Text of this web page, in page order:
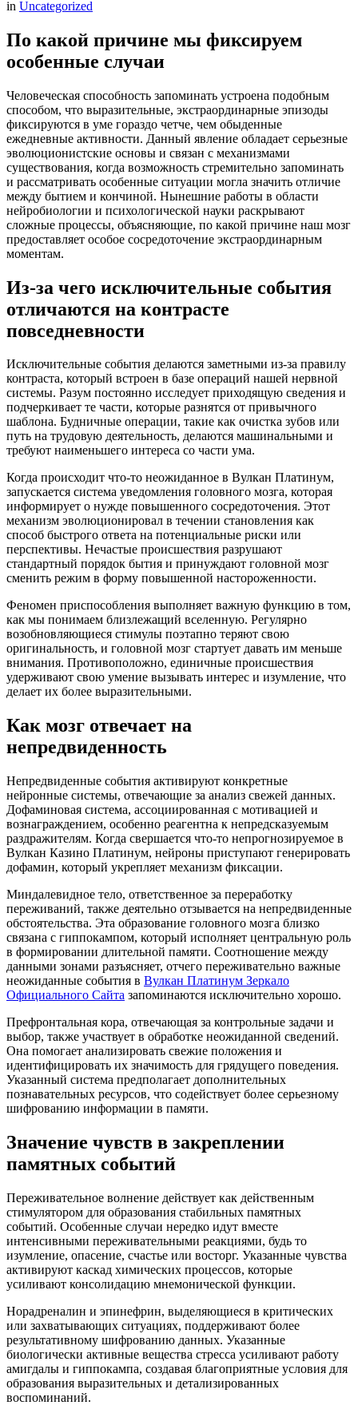
in Uncategorized
По какой причине мы фиксируем
особенные случаи
Человеческая способность запоминать устроена подобным
способом, что выразительные, экстраординарные эпизоды
фиксируются в уме гораздо четче, чем обыденные
ежедневные активности. Данный явление обладает серьезные
эволюционистские основы и связан с механизмами
существования, когда возможность стремительно запоминать
и рассматривать особенные ситуации могла значить отличие
между бытием и кончиной. Нынешние работы в области
нейробиологии и психологической науки раскрывают
сложные процессы, объясняющие, по какой причине наш мозг
предоставляет особое сосредоточение экстраординарным
моментам.
Из-за чего исключительные события
отличаются на контрасте
повседневности
Исключительные события делаются заметными из-за правилу
контраста, который встроен в базе операций нашей нервной
системы. Разум постоянно исследует приходящую сведения и
подчеркивает те части, которые разнятся от привычного
шаблона. Будничные операции, такие как очистка зубов или
путь на трудовую деятельность, делаются машинальными и
требуют наименьшего интереса со части ума.
Когда происходит что-то неожиданное в Вулкан Платинум,
запускается система уведомления головного мозга, которая
информирует о нужде повышенного сосредоточения. Этот
механизм эволюционировал в течении становления как
способ быстрого ответа на потенциальные риски или
перспективы. Нечастые происшествия разрушают
стандартный порядок бытия и принуждают головной мозг
сменить режим в форму повышенной настороженности.
Феномен приспособления выполняет важную функцию в том,
как мы понимаем близлежащий вселенную. Регулярно
возобновляющиеся стимулы поэтапно теряют свою
оригинальность, и головной мозг стартует давать им меньше
внимания. Противоположно, единичные происшествия
удерживают свою умение вызывать интерес и изумление, что
делает их более выразительными.
Как мозг отвечает на
непредвиденность
Непредвиденные события активируют конкретные
нейронные системы, отвечающие за анализ свежей данных.
Дофаминовая система, ассоциированная с мотивацией и
вознаграждением, особенно реагентна к непредсказуемым
раздражителям. Когда свершается что-то непрогнозируемое в
Вулкан Казино Платинум, нейроны приступают генерировать
дофамин, который укрепляет механизм фиксации.
Миндалевидное тело, ответственное за переработку
переживаний, также деятельно отзывается на непредвиденные
обстоятельства. Эта образование головного мозга близко
связана с гиппокампом, который исполняет центральную роль
в формировании длительной памяти. Соотношение между
данными зонами разъясняет, отчего переживательно важные
неожиданные события в Вулкан Платинум Зеркало
Официального Сайта запоминаются исключительно хорошо.
Префронтальная кора, отвечающая за контрольные задачи и
выбор, также участвует в обработке неожиданной сведений.
Она помогает анализировать свежие положения и
идентифицировать их значимость для грядущего поведения.
Указанный система предполагает дополнительных
познавательных ресурсов, что содействует более серьезному
шифрованию информации в памяти.
Значение чувств в закреплении
памятных событий
Переживательное волнение действует как действенным
стимулятором для образования стабильных памятных
событий. Особенные случаи нередко идут вместе
интенсивными переживательными реакциями, будь то
изумление, опасение, счастье или восторг. Указанные чувства
активируют каскад химических процессов, которые
усиливают консолидацию мнемонической функции.
Норадреналин и эпинефрин, выделяющиеся в критических
или захватывающих ситуациях, поддерживают более
результативному шифрованию данных. Указанные
биологически активные вещества стресса усиливают работу
амигдалы и гиппокампа, создавая благоприятные условия для
образования выразительных и детализированных
воспоминаний.